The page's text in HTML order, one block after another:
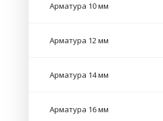
Арматура 10 мм
Арматура 12 мм
Арматура 14 мм
Арматура 16 мм